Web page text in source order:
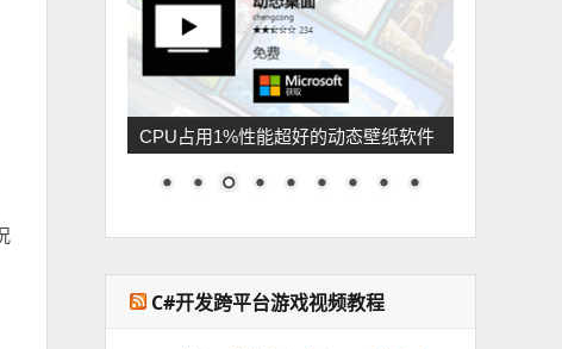
CPU占用1%性能超好的动态壁纸软件
C#开发跨平台游戏视频教程